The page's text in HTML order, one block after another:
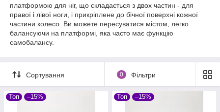
платформою для ніг, що складається з двох частин - для
правої і лівої ноги, і прикріплене до бічної поверхні кожної
частини колесо. Ви можете пересуватися містом, легко
балансуючи на платформі, яка часто має функцію
самобалансу.
Сортування 0 Фільтри
Топ –15% Топ –15%